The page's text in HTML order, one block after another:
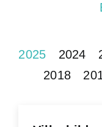
2025 2024
2018